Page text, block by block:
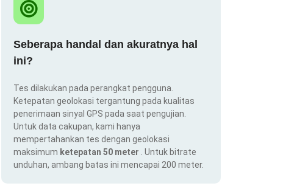
Seberapa handal dan akuratnya hal
ini?
Tes dilakukan pada perangkat pengguna.
Ketepatan geolokasi tergantung pada kualitas
penerimaan sinyal GPS pada saat pengujian.
Untuk data cakupan, kami hanya
mempertahankan tes dengan geolokasi
maksimum ketepatan 50 meter
. Untuk bitrate
unduhan, ambang batas ini mencapai 200 meter.